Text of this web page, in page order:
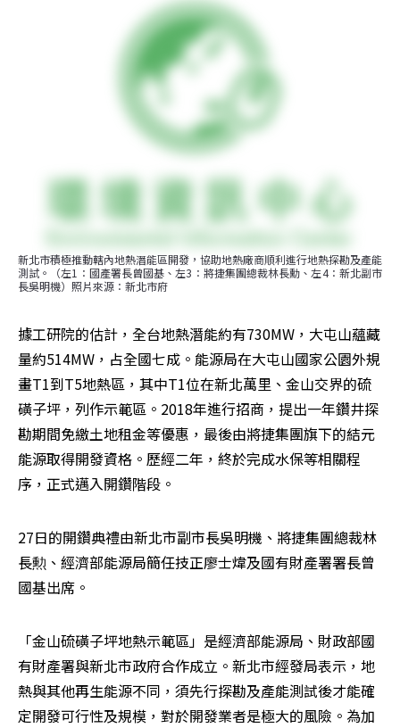
新北市積極推動轄內地熱潛能區開發，協助地熱廠商順利進行地熱探勘及產能
測試。（左1：國產署長曾國基、左3：將捷集團總裁林長勳、左4：新北副市
長吳明機）照片來源：新北市府
據工研院的估計，全台地熱潛能約有730MW，大屯山蘊藏
量約514MW，占全國七成。能源局在大屯山國家公園外規
畫T1到T5地熱區，其中T1位在新北萬里、金山交界的硫
磺子坪，列作示範區。2018年進行招商，提出一年鑽井探
勘期間免繳土地租金等優惠，最後由將捷集團旗下的結元
能源取得開發資格。歷經二年，終於完成水保等相關程
序，正式邁入開鑽階段。
27日的開鑽典禮由新北市副市長吳明機、將捷集團總裁林
長勲、經濟部能源局簡任技正廖士煒及國有財產署署長曾
國基出席。
「金山硫磺子坪地熱示範區」是經濟部能源局、財政部國
有財產署與新北市政府合作成立。新北市經發局表示，地
熱與其他再生能源不同，須先行探勘及產能測試後才能確
定開發可行性及規模，對於開發業者是極大的風險。為加